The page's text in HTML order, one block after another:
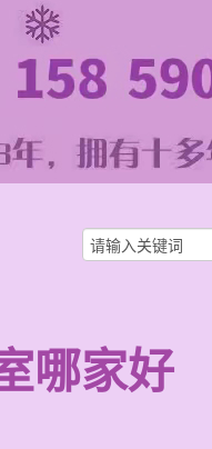
哪家好